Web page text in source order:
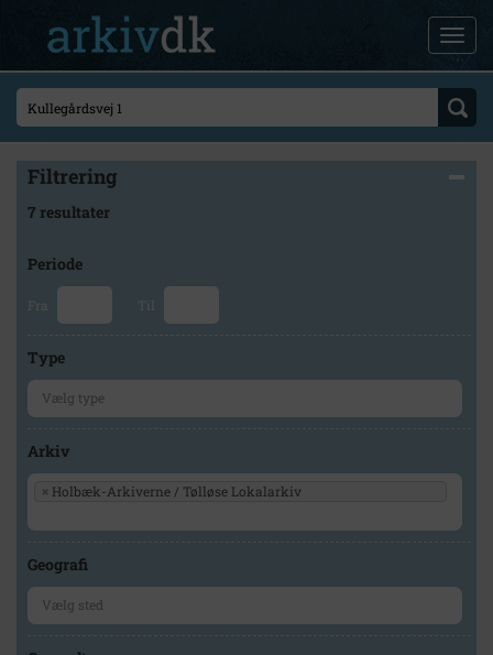
Filtrering
7 resultater
Periode
Fra Til
Type
Arkiv
× Holbæk-Arkiverne / Tølløse Lokalarkiv
Geografi